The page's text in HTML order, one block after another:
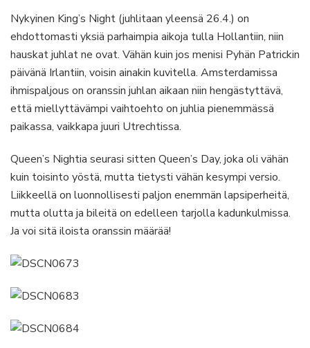
Nykyinen King’s Night (juhlitaan yleensä 26.4.) on
ehdottomasti yksiä parhaimpia aikoja tulla Hollantiin, niin
hauskat juhlat ne ovat. Vähän kuin jos menisi Pyhän Patrickin
päivänä Irlantiin, voisin ainakin kuvitella. Amsterdamissa
ihmispaljous on oranssin juhlan aikaan niin hengästyttävä,
että miellyttävämpi vaihtoehto on juhlia pienemmässä
paikassa, vaikkapa juuri Utrechtissa.
Queen’s Nightia seurasi sitten Queen’s Day, joka oli vähän
kuin toisinto yöstä, mutta tietysti vähän kesympi versio.
Liikkeellä on luonnollisesti paljon enemmän lapsiperheitä,
mutta olutta ja bileitä on edelleen tarjolla kadunkulmissa.
Ja voi sitä iloista oranssin määrää!